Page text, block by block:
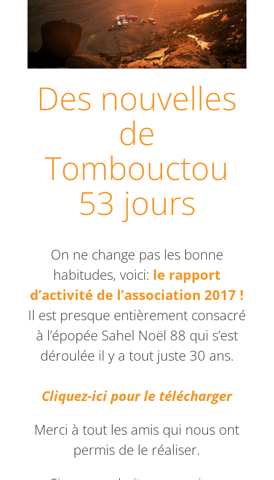
Des nouvelles
de
Tombouctou
53 jours
On ne change pas les bonne
habitudes, voici: le rapport
d’activité de l’association 2017 !
Il est presque entièrement consacré
à l’épopée Sahel Noël 88 qui s’est
déroulée il y a tout juste 30 ans.
Cliquez-ici pour le télécharger
Merci à tout les amis qui nous ont
permis de le réaliser.